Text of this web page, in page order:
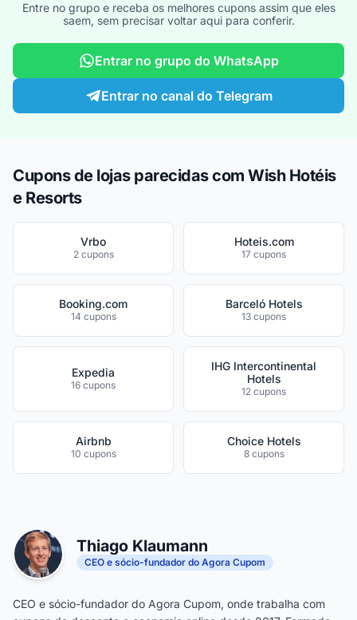
Entre no grupo e receba os melhores cupons assim que eles
saem, sem precisar voltar aqui para conferir.
Entrar no grupo do WhatsApp
Entrar no canal do Telegram
Cupons de lojas parecidas com Wish Hotéis
e Resorts
Vrbo
2 cupons
Hoteis.com
17 cupons
Booking.com
14 cupons
Barceló Hotels
13 cupons
Expedia
16 cupons
IHG Intercontinental
Hotels
12 cupons
Airbnb
10 cupons
Choice Hotels
8 cupons
Thiago Klaumann
CEO e sócio-fundador do Agora Cupom
CEO e sócio-fundador do Agora Cupom, onde trabalha com